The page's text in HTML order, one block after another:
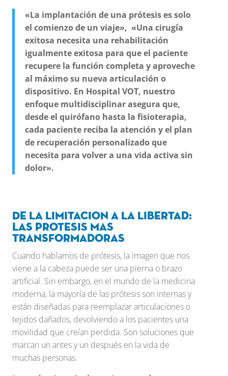
«La implantación de una prótesis es solo
el comienzo de un viaje», «Una cirugía
exitosa necesita una rehabilitación
igualmente exitosa para que el paciente
recupere la función completa y aproveche
al máximo su nueva articulación o
dispositivo. En Hospital VOT, nuestro
enfoque multidisciplinar asegura que,
desde el quirófano hasta la fisioterapia,
cada paciente reciba la atención y el plan
de recuperación personalizado que
necesita para volver a una vida activa sin
dolor».
De la limitacion a la libertad:
Las protesis mas
transformadoras
Cuando hablamos de prótesis, la imagen que nos
viene a la cabeza puede ser una pierna o brazo
artificial. Sin embargo, en el mundo de la medicina
moderna, la mayoría de las prótesis son internas y
están diseñadas para reemplazar articulaciones o
tejidos dañados, devolviendo a los pacientes una
movilidad que creían perdida. Son soluciones que
marcan un antes y un después en la vida de
muchas personas.